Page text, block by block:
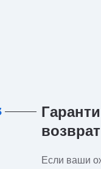
Если ваши